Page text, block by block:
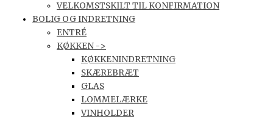
VELKOMSTSKILT TIL KONFIRMATION
BOLIG OG INDRETNING
ENTRÉ
KØKKEN ->
KØKKENINDRETNING
SKÆREBRÆT
GLAS
LOMMELÆRKE
VINHOLDER